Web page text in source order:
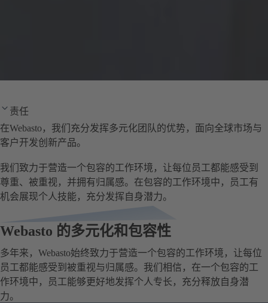
责任
在Webasto，我们充分发挥多元化团队的优势，面向全球市场与
客户开发创新产品。
我们致力于营造一个包容的工作环境，让每位员工都能感受到
尊重、被重视，并拥有归属感。在包容的工作环境中，员工有
机会展现个人技能，充分发挥自身潜力。
Webasto 的多元化和包容性
多年来，Webasto始终致力于营造一个包容的工作环境，让每位
员工都能感受到被重视与归属感。我们相信，在一个包容的工
作环境中，员工能够更好地发挥个人专长，充分释放自身潜
力。